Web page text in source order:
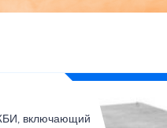
включающий